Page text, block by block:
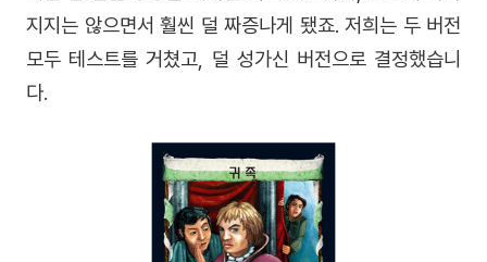
지지는 않으면서 훨씬 덜 짜증나게 됐죠. 저희는 두 버전
모두 테스트를 거쳤고, 덜 성가신 버전으로 결정했습니
다.